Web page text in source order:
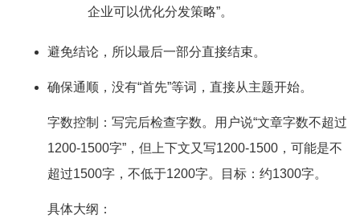
企业可以优化分发策略”。
避免结论，所以最后一部分直接结束。
确保通顺，没有“首先”等词，直接从主题开始。
字数控制：写完后检查字数。用户说“文章字数不超过
1200-1500字”，但上下文又写1200-1500，可能是不
超过1500字，不低于1200字。目标：约1300字。
具体大纲：